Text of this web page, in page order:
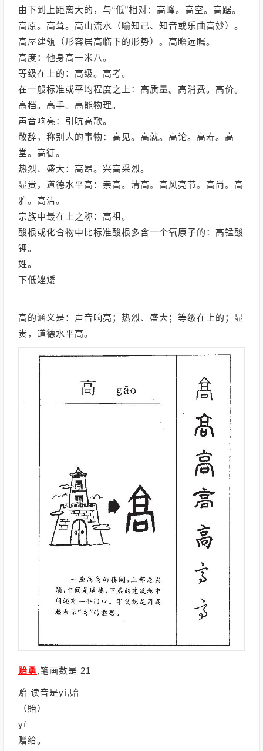
由下到上距离大的，与“低”相对：高峰。高空。高踞。
高原。高耸。高山流水（喻知己、知音或乐曲高妙）。
高屋建瓴（形容居高临下的形势）。高瞻远瞩。
高度：他身高一米八。
等级在上的：高级。高考。
在一般标准或平均程度之上：高质量。高消费。高价。
高档。高手。高能物理。
声音响亮：引吭高歌。
敬辞，称别人的事物：高见。高就。高论。高寿。高
堂。高徒。
热烈、盛大：高昂。兴高采烈。
显贵，道德水平高：崇高。清高。高风亮节。高尚。高
雅。高洁。
宗族中最在上之称：高祖。
酸根或化合物中比标准酸根多含一个氧原子的：高锰酸
钾。
姓。
下低矬矮
高的涵义是：声音响亮；热烈、盛大；等级在上的；显
贵，道德水平高。
贻勇,笔画数是 21
贻 读音是yí,贻
（貽）
yí
赠给。